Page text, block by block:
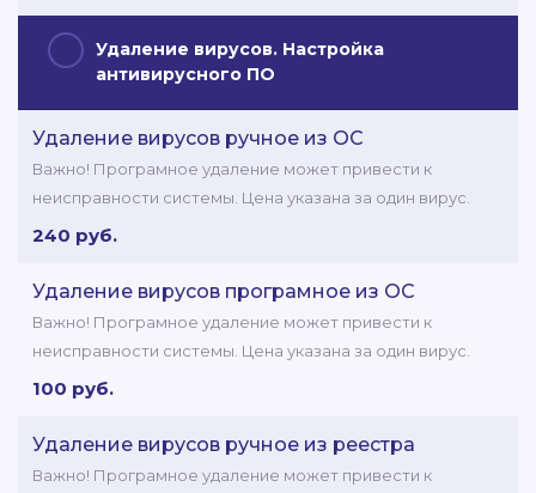
Удаление вирусов. Настройка
антивирусного ПО
Удаление вирусов ручное из ОС
Важно! Програмное удаление может привести к
неисправности системы. Цена указана за один вирус.
240 руб.
Удаление вирусов програмное из ОС
Важно! Програмное удаление может привести к
неисправности системы. Цена указана за один вирус.
100 руб.
Удаление вирусов ручное из реестра
Важно! Програмное удаление может привести к